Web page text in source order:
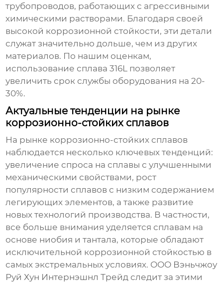
трубопроводов, работающих с агрессивными
химическими растворами. Благодаря своей
высокой коррозионной стойкости, эти детали
служат значительно дольше, чем из других
материалов. По нашим оценкам,
использование сплава 316L позволяет
увеличить срок службы оборудования на 20-
30%.
Актуальные тенденции на рынке
коррозионно-стойких сплавов
На рынке коррозионно-стойких сплавов
наблюдается несколько ключевых тенденций:
увеличение спроса на сплавы с улучшенными
механическими свойствами, рост
популярности сплавов с низким содержанием
легирующих элементов, а также развитие
новых технологий производства. В частности,
все больше внимания уделяется сплавам на
основе ниобия и тантала, которые обладают
исключительной коррозионной стойкостью в
самых экстремальных условиях. ООО Вэньчжоу
Руй Хун Интернэшнл Трейд следит за этими